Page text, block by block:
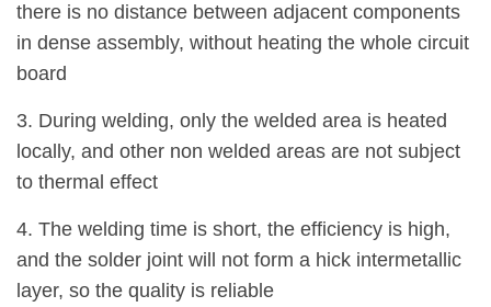
there is no distance between adjacent components
in dense assembly, without heating the whole circuit
board
3. During welding, only the welded area is heated
locally, and other non welded areas are not subject
to thermal effect
4. The welding time is short, the efficiency is high,
and the solder joint will not form a hick intermetallic
layer, so the quality is reliable